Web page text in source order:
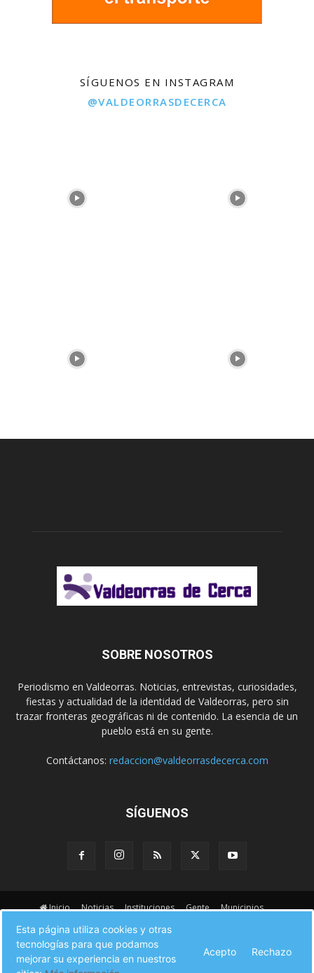
SÍGUENOS EN INSTAGRAM
@VALDEORRASDECERCA
SOBRE NOSOTROS
Periodismo en Valdeorras. Noticias, entrevistas, curiosidades,
fiestas y actualidad de la identidad de Valdeorras, pero sin
trazar fronteras geográficas ni de contenido. La esencia de un
pueblo está en su gente.
Contáctanos: redaccion@valdeorrasdecerca.com
SÍGUENOS
Inicio Noticias Instituciones Gente
Municipios
Turismo en Valdeorras
CAMINO DE INVIERNO
Sucesos
Esta página utiliza cookies y otras
tecnologías para que podamos
mejorar su experiencia en nuestros
Acepto Rechazo